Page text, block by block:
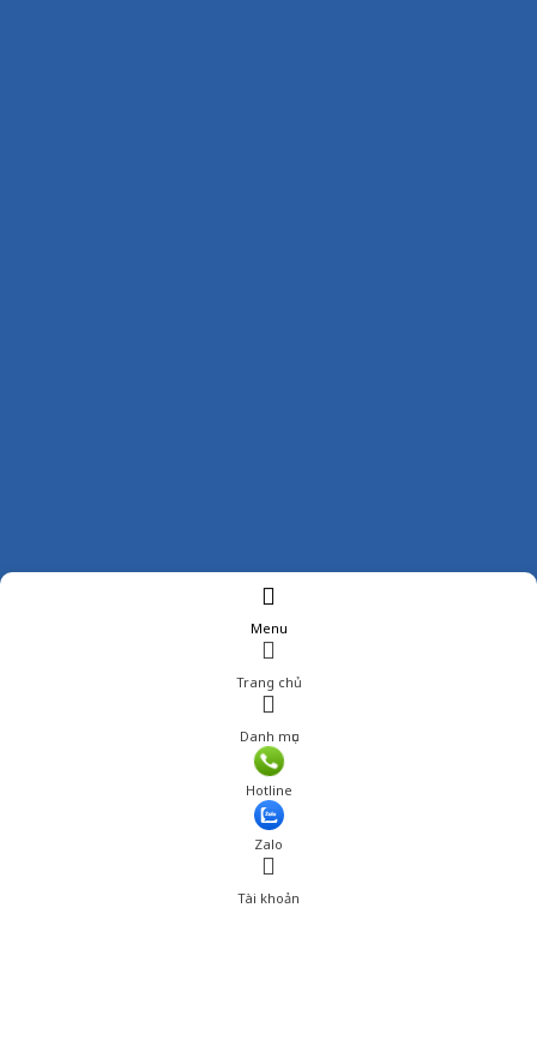
Menu
Trang chủ
Danh mục
Hotline
Zalo
Tài khoản